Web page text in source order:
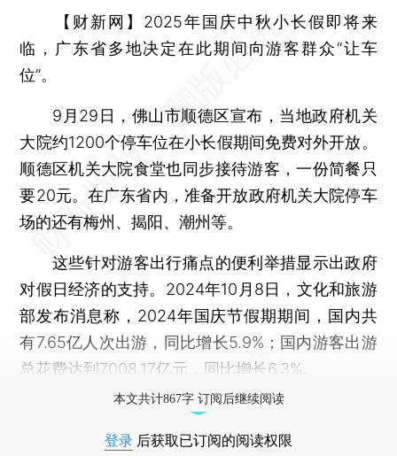
【财新网】 2025年国庆中秋小长假即将来
临，广东省多地决定在此期间向游客群众“让车
位”。
9月29日，佛山市顺德区宣布，当地政府机关
大院约1200个停车位在小长假期间免费对外开放。
顺德区机关大院食堂也同步接待游客，一份简餐只
要20元。在广东省内，准备开放政府机关大院停车
场的还有梅州、揭阳、潮州等。
这些针对游客出行痛点的便利举措显示出政府
对假日经济的支持。2024年10月8日，文化和旅游
部发布消息称，2024年国庆节假期期间，国内共
有7.65亿人次出游，同比增长5.9%；国内游客出游
总花费达到7008.17亿元，同比增长6.3%。
本文共计867字 订阅后继续阅读
登录 后获取已订阅的阅读权限